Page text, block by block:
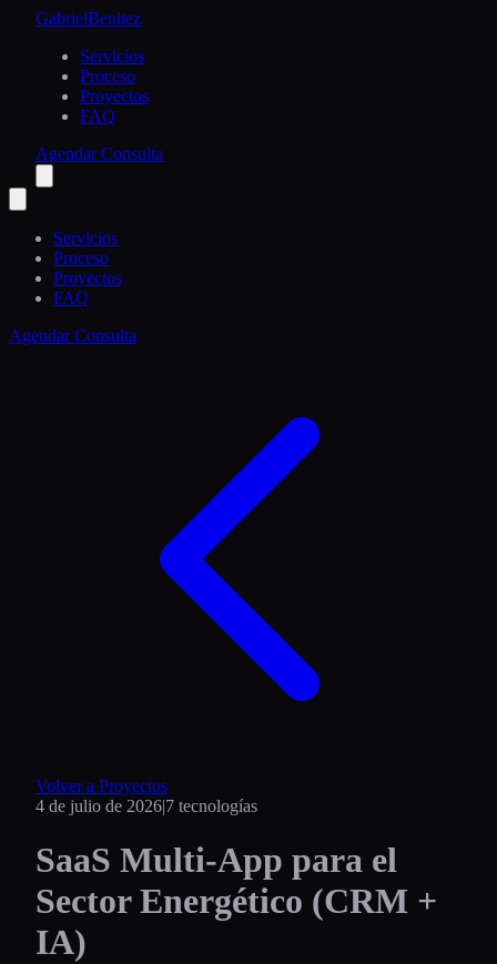
GabrielBenitez
Servicios
Proceso
Proyectos
FAQ
Agendar Consulta
Servicios
Proceso
Proyectos
FAQ
Agendar Consulta
Volver a Proyectos
4 de julio de 2026|7 tecnologías
SaaS Multi-App para el
Sector Energético (CRM +
IA)